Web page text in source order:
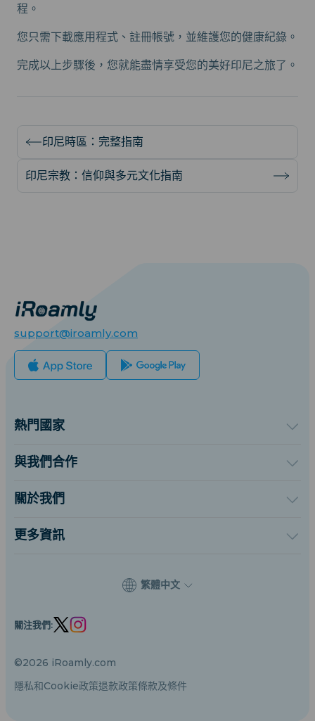
程。
您只需下載應用程式、註冊帳號，並維護您的健康紀錄。
完成以上步驟後，您就能盡情享受您的美好印尼之旅了。
印尼時區：完整指南
印尼宗教：信仰與多元文化指南
support@iroamly.com
熱門國家
英國
土耳其
泰國
義大利
與我們合作
推薦及賺取
聯盟計劃
關於我們
聯絡我們
更多資訊
eSIM 知識
©2026 iRoamly.com
隱私和Cookie政策退款政策條款及條件
繁體中文
關注我們: